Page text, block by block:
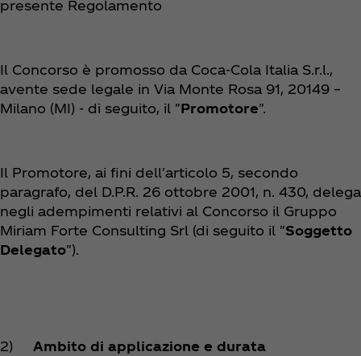
presente Regolamento
Il Concorso è promosso da Coca‑Cola Italia S.r.l.,
avente sede legale in Via Monte Rosa 91, 20149 –
Milano (MI) - di seguito, il "Promotore".
Il Promotore, ai fini dell'articolo 5, secondo
paragrafo, del D.P.R. 26 ottobre 2001, n. 430, delega
negli adempimenti relativi al Concorso il Gruppo
Miriam Forte Consulting Srl (di seguito il "Soggetto
Delegato").
2) Ambito di applicazione e durata